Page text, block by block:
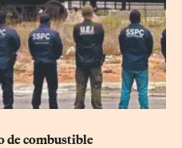
de combustible